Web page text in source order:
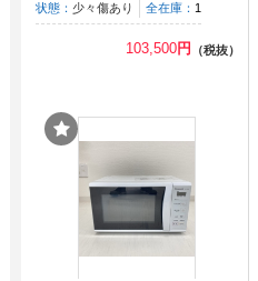
状態： 少々傷あり 全在庫：1
103,500円 （税抜）